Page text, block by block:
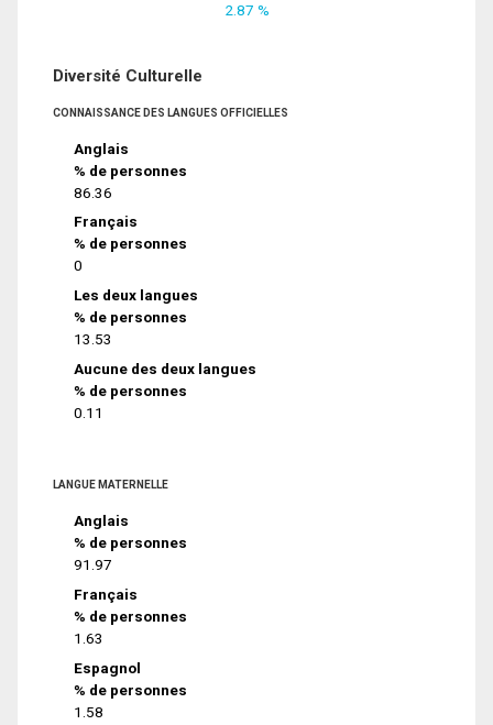
2.87 %
Diversité Culturelle
CONNAISSANCE DES LANGUES OFFICIELLES
Anglais
% de personnes
86.36
Français
% de personnes
0
Les deux langues
% de personnes
13.53
Aucune des deux langues
% de personnes
0.11
LANGUE MATERNELLE
Anglais
% de personnes
91.97
Français
% de personnes
1.63
Espagnol
% de personnes
1.58